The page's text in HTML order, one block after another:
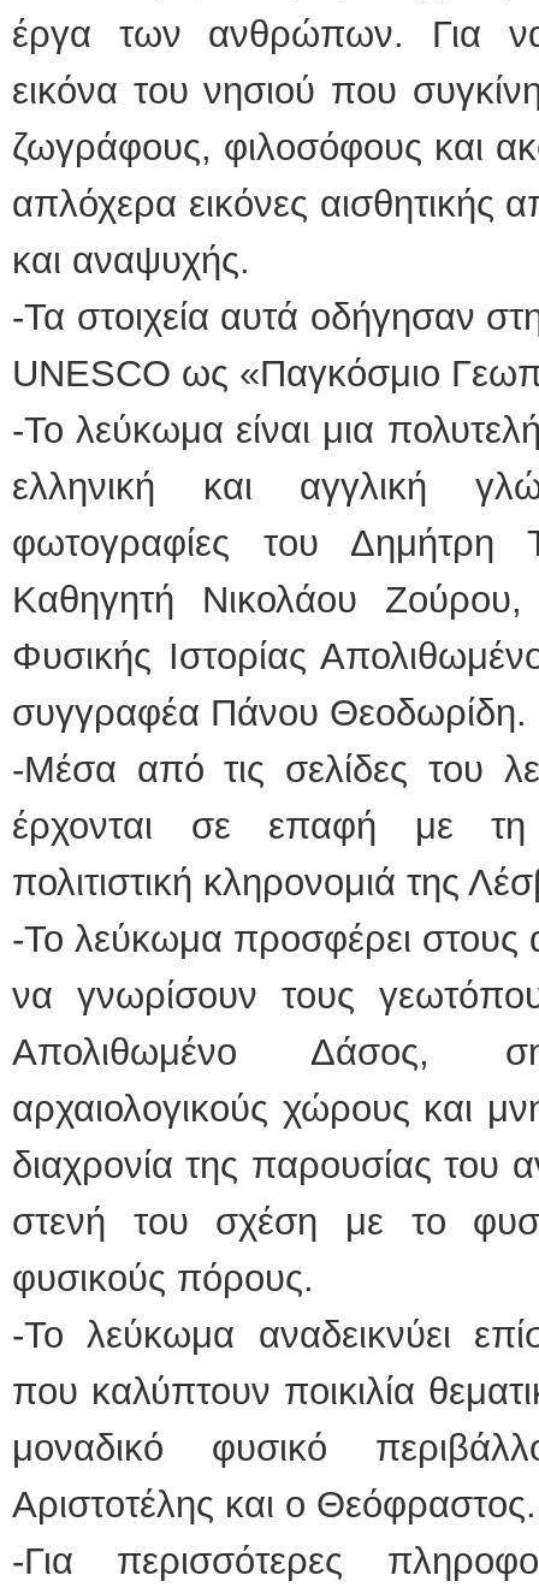
έργα των ανθρώπων. Για να
εικόνα του νησιού που
ζωγράφους, φιλοσόφους και
απλόχερα εικόνες
και αναψυχής.
-Τα στοιχεία αυτά οδήγησαν
UNESCO ως «Παγκόσμιο
-Το λεύκωμα είναι μια
ελληνική και αγγλική
φωτογραφίες του Δημήτρη
Καθηγητή Νικολάου
Φυσικής Ιστορίας
συγγραφέα Πάνου Θεοδωρίδη.
-Μέσα από τις σελίδες του
έρχονται σε επαφή με τη
πολιτιστική κληρονομιά της
-Το λεύκωμα προσφέρει στους
να γνωρίσουν τους
Απολιθωμένο Δάσος,
αρχαιολογικούς χώρους και
διαχρονία της παρουσίας του
στενή του σχέση με το
φυσικούς πόρους.
-Το λεύκωμα αναδεικνύει
που καλύπτουν ποικιλία
μοναδικό φυσικό
Αριστοτέλης και ο Θεόφραστος.
-Για περισσότερες